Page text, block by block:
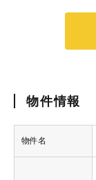
物件情報
物件名